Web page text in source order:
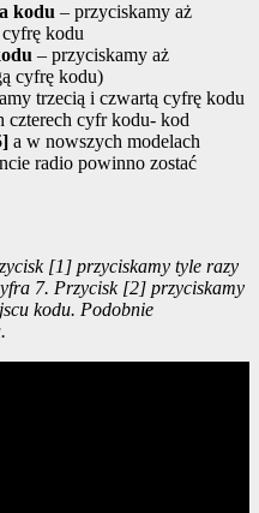
kodu – przyciskamy aż
kodu
– przyciskamy aż
cyfrę kodu)
trzecią i czwartą cyfrę kodu
czterech cyfr kodu- kod
a w nowszych modelach
radio powinno zostać
[1] przyciskamy tyle razy
7. Przycisk [2] przyciskamy
kodu. Podobnie